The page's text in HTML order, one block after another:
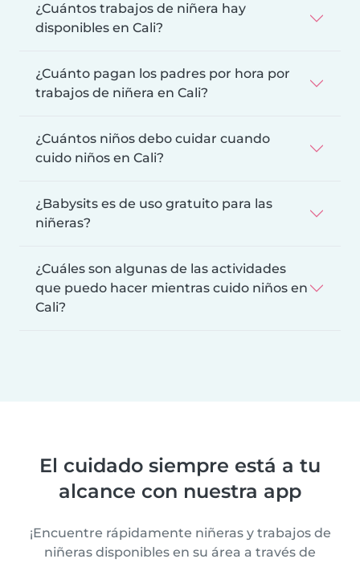
¿Cuántos trabajos de niñera hay
disponibles en Cali?
¿Cuánto pagan los padres por hora por
trabajos de niñera en Cali?
¿Cuántos niños debo cuidar cuando
cuido niños en Cali?
¿Babysits es de uso gratuito para las
niñeras?
¿Cuáles son algunas de las actividades
que puedo hacer mientras cuido niños en
Cali?
El cuidado siempre está a tu
alcance con nuestra app
¡Encuentre rápidamente niñeras y trabajos de
niñeras disponibles en su área a través de